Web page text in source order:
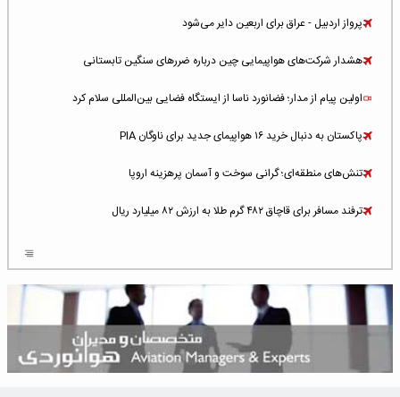
پرواز اردبیل - عراق برای اربعین دایر می‌شود
هشدار شرکت‌های هواپیمایی چین درباره ضررهای سنگین تابستانی
اولین پیام از مدار؛ فضانورد ناسا از ایستگاه فضایی بین‌المللی سلام کرد
پاکستان به دنبال خرید ۱۶ هواپیمای جدید برای ناوگان PIA
تنش‌های منطقه‌ای؛ گرانی سوخت و آسمان پرهزینه اروپا
ترفند مسافر برای قاچاق ۴۸۲ گرم طلا به ارزش ۸۲ میلیارد ریال
شلوغ‌ترین فرودگاه‌های اروپا در ۲۰۲۵: لندن، استانبول و پاریس
پخش زنده پرواز سیزدهم موشک استارشیپ اسپیس‌ایکس [جمعه ساعت ۰۱:۴۵]